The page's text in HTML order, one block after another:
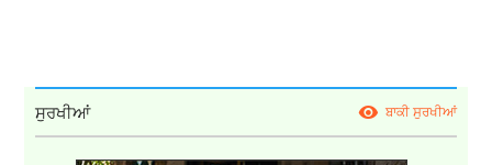
ਸੁਰਖੀਆਂ ਬਾਕੀ ਸੁਰਖੀਆਂ